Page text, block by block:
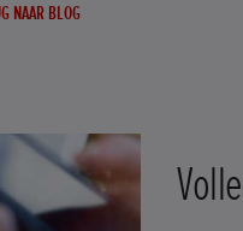
NAAR BLOG